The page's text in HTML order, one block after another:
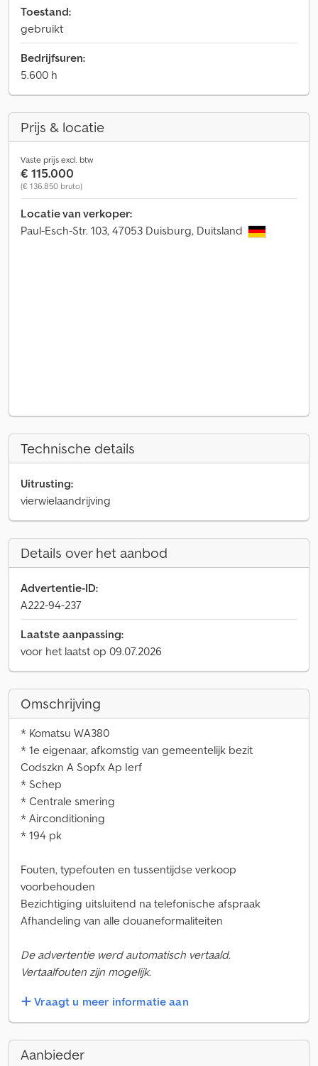
Toestand:
gebruikt
Bedrijfsuren:
5.600 h
Prijs & locatie
Vaste prijs excl. btw
€ 115.000
(€ 136.850 bruto)
Locatie van verkoper:
Paul-Esch-Str. 103, 47053 Duisburg, Duitsland
Technische details
Uitrusting:
vierwielaandrijving
Details over het aanbod
Advertentie-ID:
A222-94-237
Laatste aanpassing:
voor het laatst op 09.07.2026
Omschrijving
* Komatsu WA380
* 1e eigenaar, afkomstig van gemeentelijk bezit
Codszkn A Sopfx Ap Ierf
* Schep
* Centrale smering
* Airconditioning
* 194 pk
Fouten, typefouten en tussentijdse verkoop
voorbehouden
Bezichtiging uitsluitend na telefonische afspraak
Afhandeling van alle douaneformaliteiten
De advertentie werd automatisch vertaald.
Vertaalfouten zijn mogelijk.
Vraagt u meer informatie aan
Aanbieder